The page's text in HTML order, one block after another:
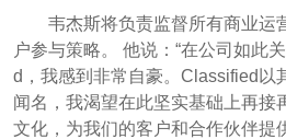
韦杰斯将负责监督所有商业运
户参与策略。 他说：“在公司如此
d，我感到非常自豪。Classified以
闻名，我渴望在此坚实基础上再接
文化，为我们的客户和合作伙伴提